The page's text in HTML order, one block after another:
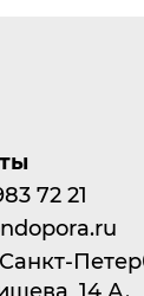
72 21
14 А.